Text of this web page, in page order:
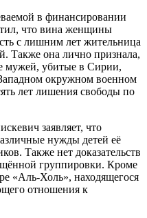
в финансировании
что вина женщины
с лишним лет жительница
Также она лично признала,
мужей, убитые в Сирии,
окружном военном
лет лишения свободы по
заявляет, что
нужды детей её
Также нет доказательств
группировки. Кроме
«Аль-Холь», находящегося
отношения к